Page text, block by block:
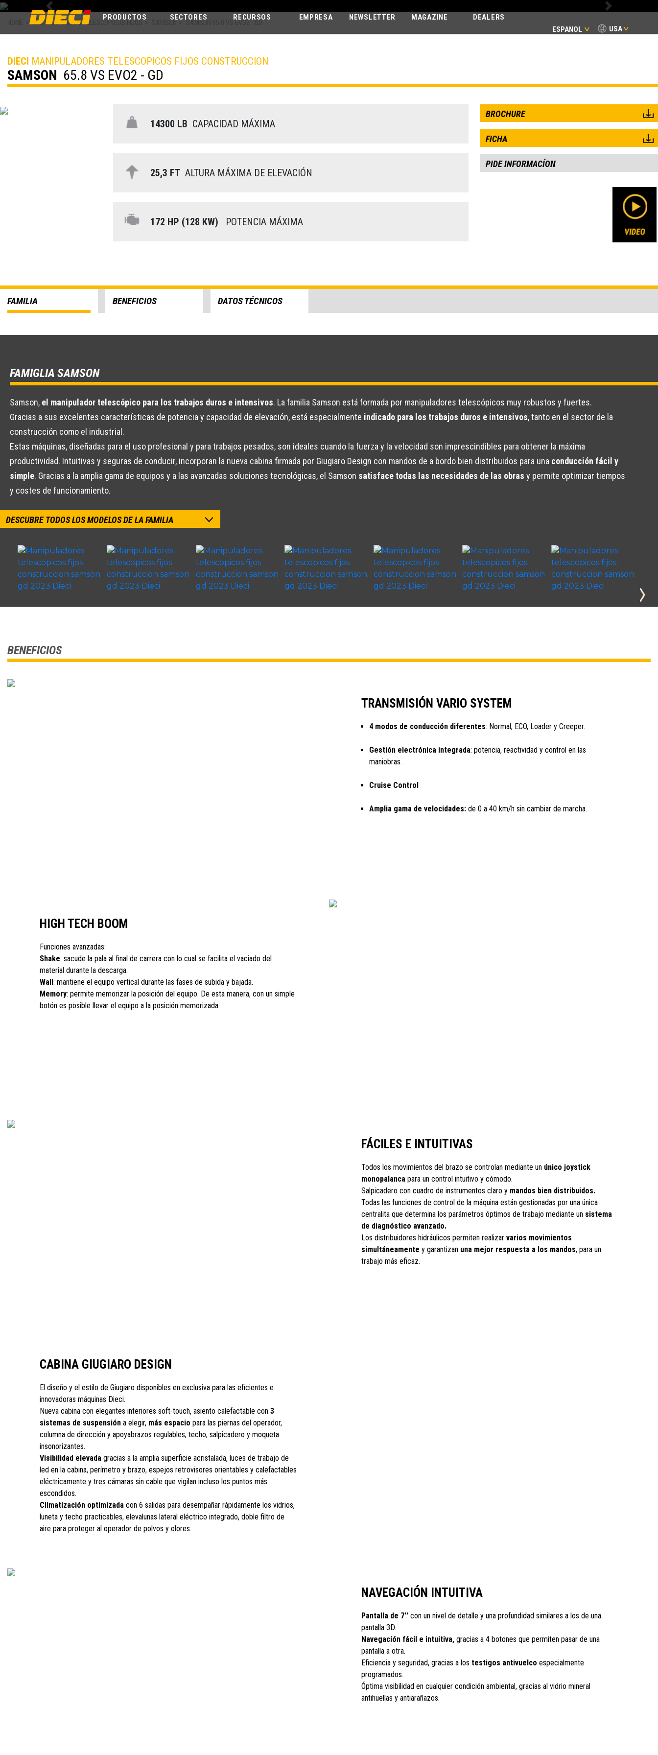
USA
ESPANOL
NEWSLETTER MAGAZINE DEALERS
PRODUCTOS SECTORES RECURSOS EMPRESA
Previous Next
SAMSON
MANIPULADORES TELESCOPICOS FIJOS
DIECI MANIPULADORES TELESCOPICOS FIJOS CONSTRUCCION
SAMSON 65.8 VS EVO2 - GD
14300 LB CAPACIDAD MÁXIMA
25,3 FTALTURA MÁXIMA DE ELEVACIÓN
172 HP (128 KW) POTENCIA MÁXIMA
BROCHURE
FICHA
PIDE INFORMACÍON
FAMILIA BENEFICIOS DATOS TÉCNICOS
FAMIGLIA SAMSON
Samson, el manipulador telescópico para los trabajos duros e intensivos. La familia Samson está formada por manipuladores telescópicos muy robustos y fuertes.
Gracias a sus excelentes características de potencia y capacidad de elevación, está especialmente indicado para los trabajos duros e intensivos, tanto en el sector de la
construcción como el industrial.
Estas máquinas, diseñadas para el uso profesional y para trabajos pesados, son ideales cuando la fuerza y la velocidad son imprescindibles para obtener la máxima
productividad. Intuitivas y seguras de conducir, incorporan la nueva cabina firmada por Giugiaro Design con mandos de a bordo bien distribuidos para una conducción fácil y
simple. Gracias a la amplia gama de equipos y a las avanzadas soluciones tecnológicas, el Samson satisface todas las necesidades de las obras y permite optimizar tiempos
y costes de funcionamiento.
DESCUBRE TODOS LOS MODELOS DE LA FAMILIA
BENEFICIOS
TRANSMISIÓN VARIO SYSTEM
4 modos de conducción diferentes: Normal, ECO, Loader y Creeper.
Gestión electrónica integrada: potencia, reactividad y control en las
maniobras.
Cruise Control
Amplia gama de velocidades:de 0 a 40 km/h sin cambiar de marcha.
HIGH TECH BOOM
Funciones avanzadas:
Shake: sacude la pala al final de carrera con lo cual se facilita el vaciado del
material durante la descarga.
Wall: mantiene el equipo vertical durante las fases de subida y bajada.
Memory: permite memorizar la posición del equipo. De esta manera, con un simple
botón es posible llevar el equipo a la posición memorizada.
FÁCILES E INTUITIVAS
Todos los movimientos del brazo se controlan mediante un único joystick
monopalancapara un control intuitivo y cómodo.
Salpicadero con cuadro de instrumentos claro y mandos bien distribuidos.
Todas las funciones de control de la máquina están gestionadas por una única
centralita que determina los parámetros óptimos de trabajo mediante un sistema
de diagnóstico avanzado.
Los distribuidores hidráulicos permiten realizar varios movimientos
simultáneamente y garantizan una mejor respuesta a los mandos, para un
trabajo más eficaz.
CABINA GIUGIARO DESIGN
El diseño y el estilo de Giugiaro disponibles en exclusiva para las eficientes e
innovadoras máquinas Dieci.
Nueva cabina con elegantes interiores soft-touch, asiento calefactable con 3
sistemas de suspensióna elegir, más espacio para las piernas del operador,
columna de dirección y apoyabrazos regulables, techo, salpicadero y moqueta
insonorizantes.
Visibilidad elevadagracias a la amplia superficie acristalada, luces de trabajo de
led en la cabina, perímetro y brazo, espejos retrovisores orientables y calefactables
eléctricamente y tres cámaras sin cable que vigilan incluso los puntos más
escondidos.
Climatización optimizadacon 6 salidas para desempañar rápidamente los vidrios,
luneta y techo practicables, elevalunas lateral eléctrico integrado, doble filtro de
aire para proteger al operador de polvos y olores.
NAVEGACIÓN INTUITIVA
Pantalla de 7''con un nivel de detalle y una profundidad similares a los de una
pantalla 3D.
Navegación fácil e intuitiva,gracias a 4 botones que permiten pasar de una
pantalla a otra.
Eficiencia y seguridad, gracias a los testigos antivuelco especialmente
programados.
Óptima visibilidad en cualquier condición ambiental, gracias al vidrio mineral
antihuellas y antiarañazos.